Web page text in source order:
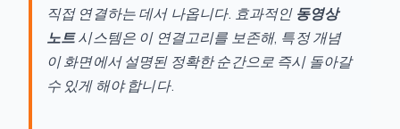
직접 연결하는 데서 나옵니다. 효과적인 동영상
노트시스템은 이 연결고리를 보존해, 특정 개념
이 화면에서 설명된 정확한 순간으로 즉시 돌아갈
수 있게 해야 합니다.